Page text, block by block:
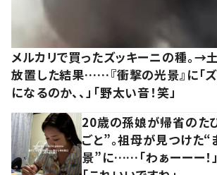
メルカリで買ったズッキーニの種。→
放置した結果……『衝撃の光景』に「
になるのか、、」「野太い音！笑」
20歳の孫娘が帰省のた
ごと”。祖母が見つけた“
景”に……「わぁーーー！